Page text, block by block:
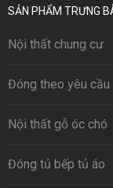
SẢN PHẨM TRƯNG
Nội thất chung cư
Đóng theo yêu cầu
Nội thất gỗ óc chó
Đóng tủ bếp tủ áo